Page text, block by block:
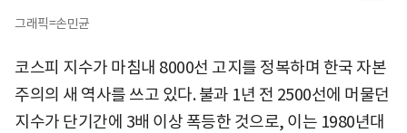
그래픽=손민균
코스피 지수가 마침내 8000선 고지를 정복하며 한국 자본
주의의 새 역사를 쓰고 있다. 불과 1년 전 2500선에 머물던
지수가 단기간에 3배 이상 폭등한 것으로, 이는 1980년대